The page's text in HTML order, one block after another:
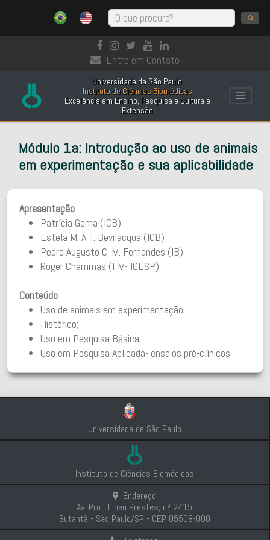
Entre em Contato
Universidade de São Paulo
Instituto de Ciências Biomédicas
Excelência em Ensino, Pesquisa e Cultura e
Extensão
Módulo 1a: Introdução ao uso de animais
em experimentação e sua aplicabilidade
Apresentação
Patrícia Gama (ICB)
Estela M. A. F. Bevilacqua (ICB)
Pedro Augusto C. M. Fernandes (IB)
Roger Chammas (FM- ICESP)
Conteúdo
Uso de animais em experimentação;
Histórico;
Uso em Pesquisa Básica;
Uso em Pesquisa Aplicada- ensaios pré-clínicos.
Universidade de São Paulo
Instituto de Ciências Biomédicas
Endereço
Av. Prof. Lineu Prestes, nº 2415
Butantã - São Paulo/SP - CEP 05508-000